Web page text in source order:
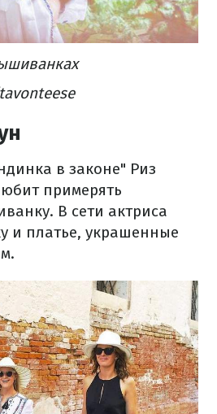
в законе" Риз
примерять
В сети актриса
и платье, украшенные